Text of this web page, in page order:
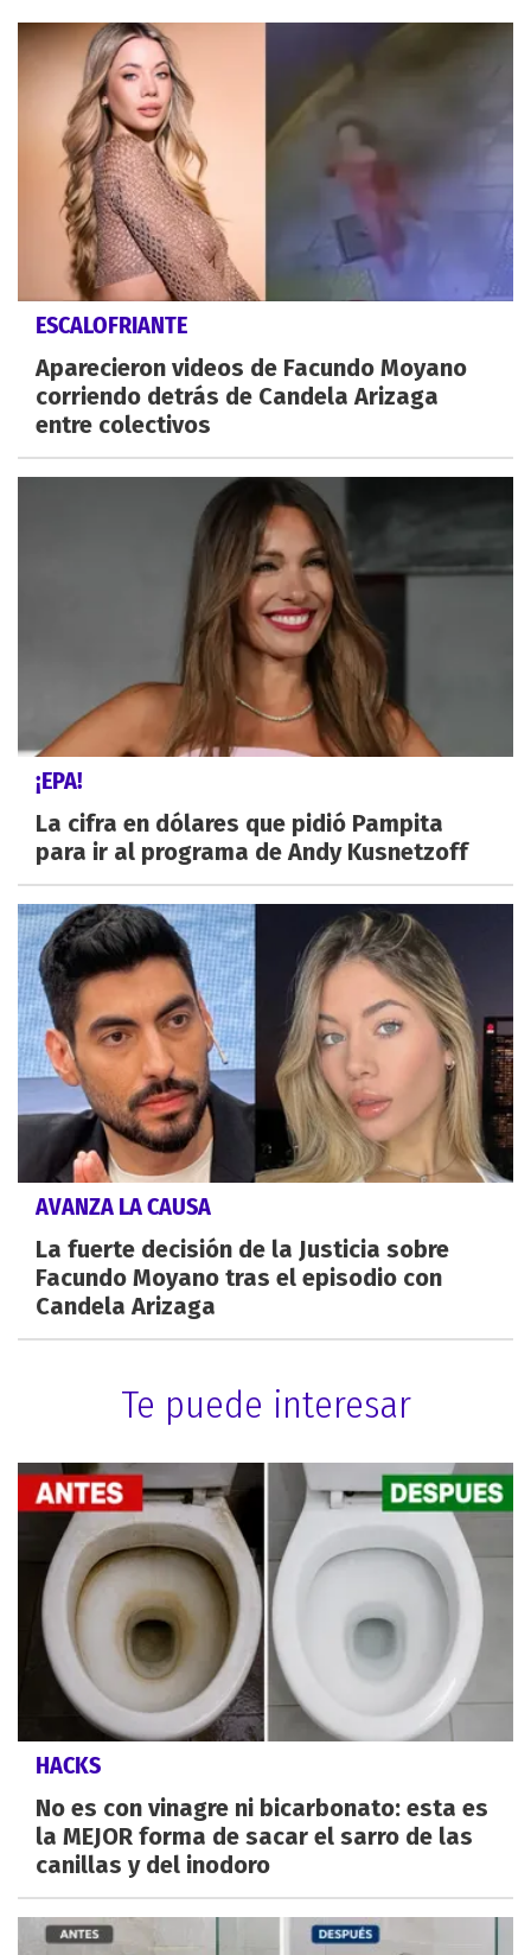
ESCALOFRIANTE
Aparecieron videos de Facundo Moyano
corriendo detrás de Candela Arizaga
entre colectivos
¡EPA!
La cifra en dólares que pidió Pampita
para ir al programa de Andy Kusnetzoff
AVANZA LA CAUSA
La fuerte decisión de la Justicia sobre
Facundo Moyano tras el episodio con
Candela Arizaga
Te puede interesar
HACKS
No es con vinagre ni bicarbonato: esta es
la MEJOR forma de sacar el sarro de las
canillas y del inodoro